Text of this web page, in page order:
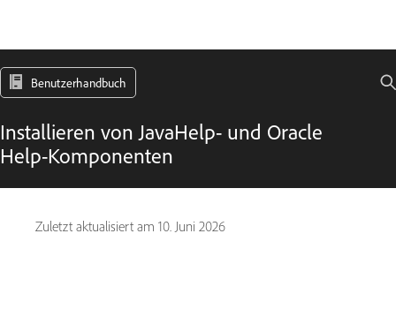
Benutzerhandbuch
Installieren von JavaHelp- und Oracle
Help-Komponenten
Zuletzt aktualisiert am 10. Juni 2026